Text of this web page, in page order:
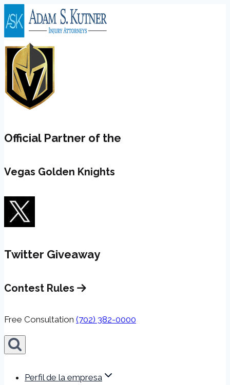
to
content
Official Partner of the
Vegas Golden Knights
Twitter Giveaway
Contest Rules
Free Consultation (702) 382-0000
Perfil de la empresa